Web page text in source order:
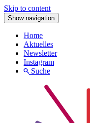
Skip to content
Show navigation
Home
Aktuelles
Newsletter
Instagram
Suche